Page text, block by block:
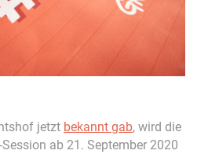
jetzt bekannt gab, wird die
ab 21. September 2020